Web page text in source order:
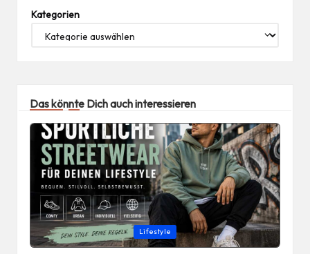
Kategorien
Das könnte Dich auch interessieren
Posted
in
Lifestyle